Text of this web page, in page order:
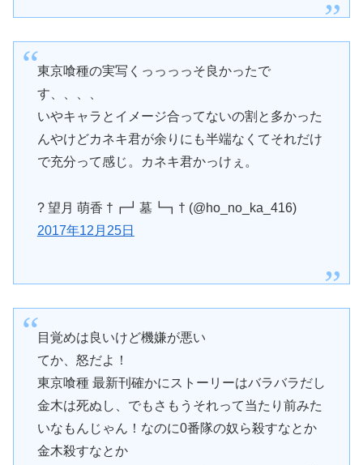
東京喰種の実写くっっっっそ良かったで
す、、、、
いやキャラとイメージ合ってないの割と多かった
んやけどカネキ君が余りにも半端なくてそれだけ
で充分って感じ。カネキ君かっけぇ。
? 望月 萌香 †┏┛墓┗┓† (@ho_no_ka_416)
2017年12月25日
目覚めは良いけど機嫌が悪い
てか、怒だよ！
東京喰種 最新刊確かにストーリーはバラバラだし
金木は死ぬし、でもさもうそれって当たり前みた
いなもんじゃん！なのに0番隊の奴ら殺すなとか
金木殺すなとか